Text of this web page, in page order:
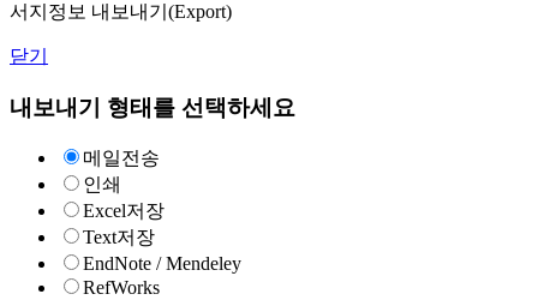
서지정보 내보내기(Export)
닫기
내보내기 형태를 선택하세요
메일전송
인쇄
Excel저장
Text저장
EndNote / Mendeley
RefWorks